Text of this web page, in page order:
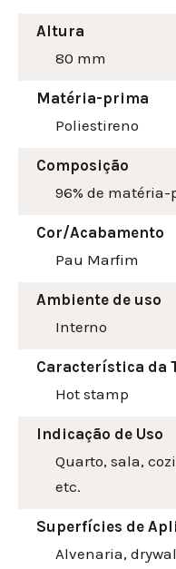
Altura
80 mm
Matéria-prima
Poliestireno
Composição
96% de
Cor/Acabamento
Pau Marfim
Ambiente de uso
Interno
Característica da
Hot stamp
Indicação de Uso
Quarto, sala,
etc.
Superfícies de
Alvenaria,